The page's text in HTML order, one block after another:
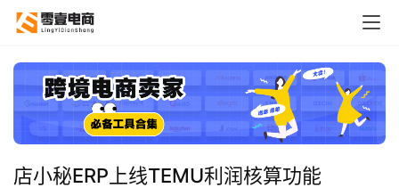
店小秘ERP上线TEMU利润核算功能